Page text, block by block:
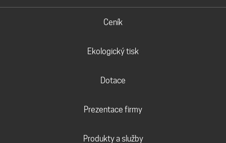
Ceník
Ekologický tisk
Dotace
Prezentace firmy
Produkty a služby